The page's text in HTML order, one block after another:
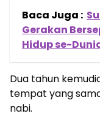
Baca Juga :
Gerakan
Hidup se-
Dua tahun
tempat yang
nabi.